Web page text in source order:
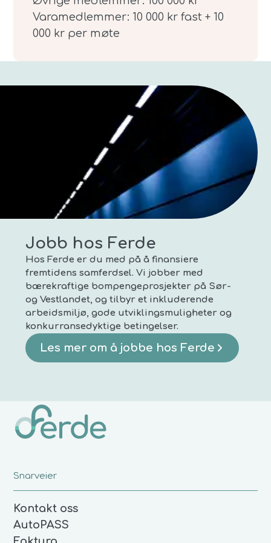
Varamedlemmer: 10 000 kr fast + 10
000 kr per møte
Jobb hos Ferde
Hos Ferde er du med på å finansiere
fremtidens samferdsel. Vi jobber med
bærekraftige bompengeprosjekter på Sør-
og Vestlandet, og tilbyr et inkluderende
arbeidsmiljø, gode utviklingsmuligheter og
konkurransedyktige betingelser.
Les mer om å jobbe hos Ferde
Snarveier
Kontakt oss
AutoPASS